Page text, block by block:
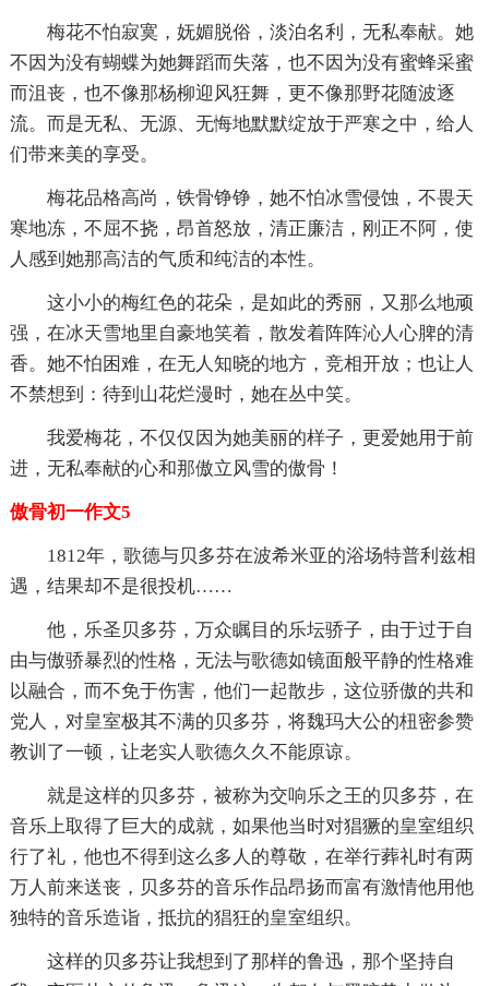
梅花不怕寂寞，妩媚脱俗，淡泊名利，无私奉献。她
不因为没有蝴蝶为她舞蹈而失落，也不因为没有蜜蜂采蜜
而沮丧，也不像那杨柳迎风狂舞，更不像那野花随波逐
流。而是无私、无源、无悔地默默绽放于严寒之中，给人
们带来美的享受。
梅花品格高尚，铁骨铮铮，她不怕冰雪侵蚀，不畏天
寒地冻，不屈不挠，昂首怒放，清正廉洁，刚正不阿，使
人感到她那高洁的气质和纯洁的本性。
这小小的梅红色的花朵，是如此的秀丽，又那么地顽
强，在冰天雪地里自豪地笑着，散发着阵阵沁人心脾的清
香。她不怕困难，在无人知晓的地方，竞相开放；也让人
不禁想到：待到山花烂漫时，她在丛中笑。
我爱梅花，不仅仅因为她美丽的样子，更爱她用于前
进，无私奉献的心和那傲立风雪的傲骨！
傲骨初一作文5
1812年，歌德与贝多芬在波希米亚的浴场特普利兹相
遇，结果却不是很投机……
他，乐圣贝多芬，万众瞩目的乐坛骄子，由于过于自
由与傲骄暴烈的性格，无法与歌德如镜面般平静的性格难
以融合，而不免于伤害，他们一起散步，这位骄傲的共和
党人，对皇室极其不满的贝多芬，将魏玛大公的杻密参赞
教训了一顿，让老实人歌德久久不能原谅。
就是这样的贝多芬，被称为交响乐之王的贝多芬，在
音乐上取得了巨大的成就，如果他当时对猖獗的皇室组织
行了礼，他也不得到这么多人的尊敬，在举行葬礼时有两
万人前来送丧，贝多芬的音乐作品昂扬而富有激情他用他
独特的音乐造诣，抵抗的猖狂的皇室组织。
这样的贝多芬让我想到了那样的鲁迅，那个坚持自